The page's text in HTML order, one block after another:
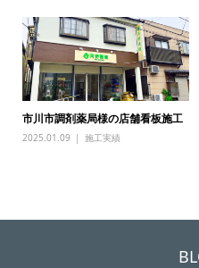
市川市調剤薬局様の店舗看板施工
2025.01.09 施工実績